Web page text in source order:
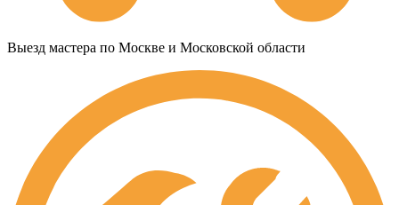
Выезд мастера по Москве и Московской области